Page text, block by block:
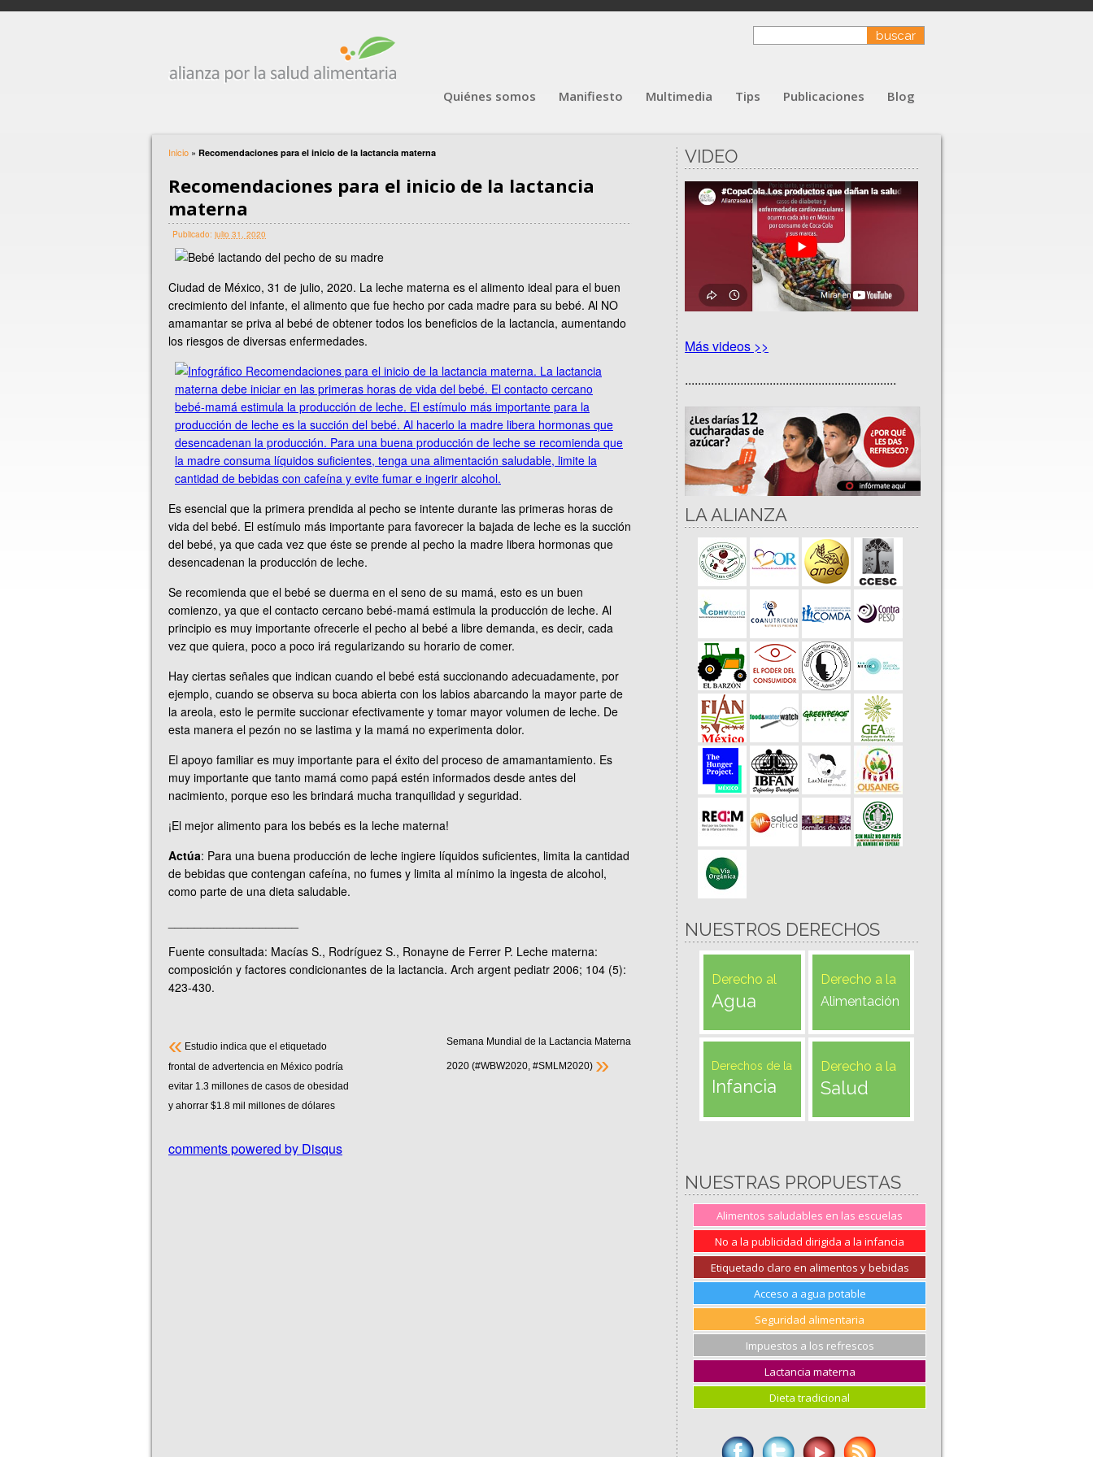
Quiénes somos Manifiesto Multimedia Tips Publicaciones Blog
Inicio » Recomendaciones para el inicio de la lactancia materna
Recomendaciones para el inicio de la lactancia
materna
Publicado: julio 31, 2020
Ciudad de México, 31 de julio, 2020. La leche materna es el alimento ideal para el buen
crecimiento del infante, el alimento que fue hecho por cada madre para su bebé. Al NO
amamantar se priva al bebé de obtener todos los beneficios de la lactancia, aumentando
los riesgos de diversas enfermedades.
Es esencial que la primera prendida al pecho se intente durante las primeras horas de
vida del bebé. El estímulo más importante para favorecer la bajada de leche es la succión
del bebé, ya que cada vez que éste se prende al pecho la madre libera hormonas que
desencadenan la producción de leche.
Se recomienda que el bebé se duerma en el seno de su mamá, esto es un buen
comienzo, ya que el contacto cercano bebé-mamá estimula la producción de leche. Al
principio es muy importante ofrecerle el pecho al bebé a libre demanda, es decir, cada
vez que quiera, poco a poco irá regularizando su horario de comer.
Hay ciertas señales que indican cuando el bebé está succionando adecuadamente, por
ejemplo, cuando se observa su boca abierta con los labios abarcando la mayor parte de
la areola, esto le permite succionar efectivamente y tomar mayor volumen de leche. De
esta manera el pezón no se lastima y la mamá no experimenta dolor.
El apoyo familiar es muy importante para el éxito del proceso de amamantamiento. Es
muy importante que tanto mamá como papá estén informados desde antes del
nacimiento, porque eso les brindará mucha tranquilidad y seguridad.
¡El mejor alimento para los bebés es la leche materna!
Actúa: Para una buena producción de leche ingiere líquidos suficientes, limita la cantidad
de bebidas que contengan cafeína, no fumes y limita al mínimo la ingesta de alcohol,
como parte de una dieta saludable.
Fuente consultada: Macías S., Rodríguez S., Ronayne de Ferrer P. Leche materna:
composición y factores condicionantes de la lactancia. Arch argent pediatr 2006; 104 (5):
423-430.
Semana Mundial de la Lactancia Materna
2020 (#WBW2020, #SMLM2020) »
« Estudio indica que el etiquetado
frontal de advertencia en México podría
evitar 1.3 millones de casos de obesidad
y ahorrar $1.8 mil millones de dólares
comments powered by Disqus
VIDEO
Más videos >>
.................................................................
LA ALIANZA
NUESTROS DERECHOS
Derecho al
Agua
Derecho a la
Alimentación
Derechos de la
Infancia
Derecho a la
Salud
NUESTRAS PROPUESTAS
Alimentos saludables en las escuelas
No a la publicidad dirigida a la infancia
Etiquetado claro en alimentos y bebidas
Acceso a agua potable
Seguridad alimentaria
Impuestos a los refrescos
Lactancia materna
Dieta tradicional